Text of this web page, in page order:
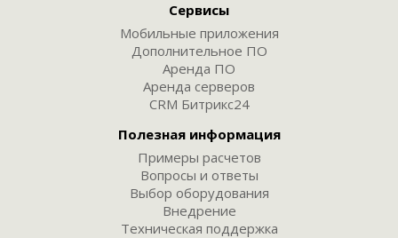
Сервисы
Мобильные приложения
Дополнительное ПО
Аренда ПО
Аренда серверов
CRM Битрикс24
Полезная информация
Примеры расчетов
Вопросы и ответы
Выбор оборудования
Внедрение
Техническая поддержка